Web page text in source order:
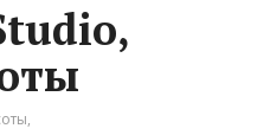
,